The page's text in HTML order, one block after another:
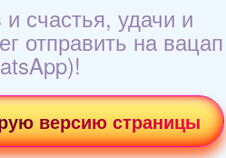
счастья, удачи и
отправить на вацап
версию страницы